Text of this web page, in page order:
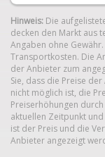
Hinweis: Die
decken den Markt aus
Angaben ohne
Transportkosten. Die
der Anbieter zum
Sie, dass die Preise
nicht möglich ist, die
Preiserhöhungen
aktuellen Zeitpunkt
ist der Preis und die
Anbieter angezeigt